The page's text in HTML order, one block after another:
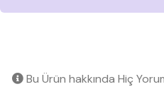
Bu Ürün hakkında Hiç